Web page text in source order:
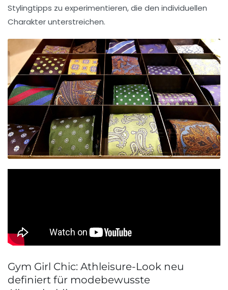
Stylingtipps zu experimentieren, die den individuellen
Charakter unterstreichen.
Gym Girl Chic: Athleisure-Look neu
definiert für modebewusste